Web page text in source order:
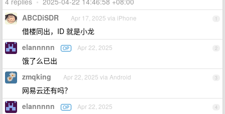
1
ABCDiSDR Apr 17, 2025 via iPhone
借楼同出，ID 就是小龙
2
elannnnn OP Apr 22, 2025
饿了么已出
3
zmqking Apr 22, 2025 via Android
网易云还有吗？
4
elannnnn OP Apr 22, 2025